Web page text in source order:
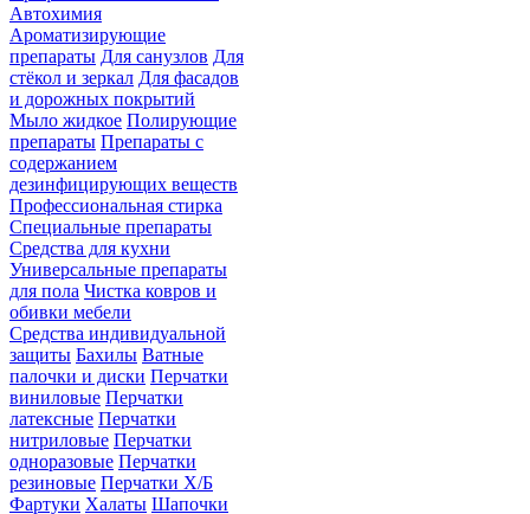
Автохимия
Ароматизирующие
препараты Для санузлов Для
стёкол и зеркал Для фасадов
и дорожных покрытий
Мыло жидкое Полирующие
препараты Препараты с
содержанием
дезинфицирующих веществ
Профессиональная стирка
Специальные препараты
Средства для кухни
Универсальные препараты
для пола Чистка ковров и
обивки мебели
Средства индивидуальной
защиты Бахилы Ватные
палочки и диски Перчатки
виниловые Перчатки
латексные Перчатки
нитриловые Перчатки
одноразовые Перчатки
резиновые Перчатки Х/Б
Фартуки Халаты Шапочки